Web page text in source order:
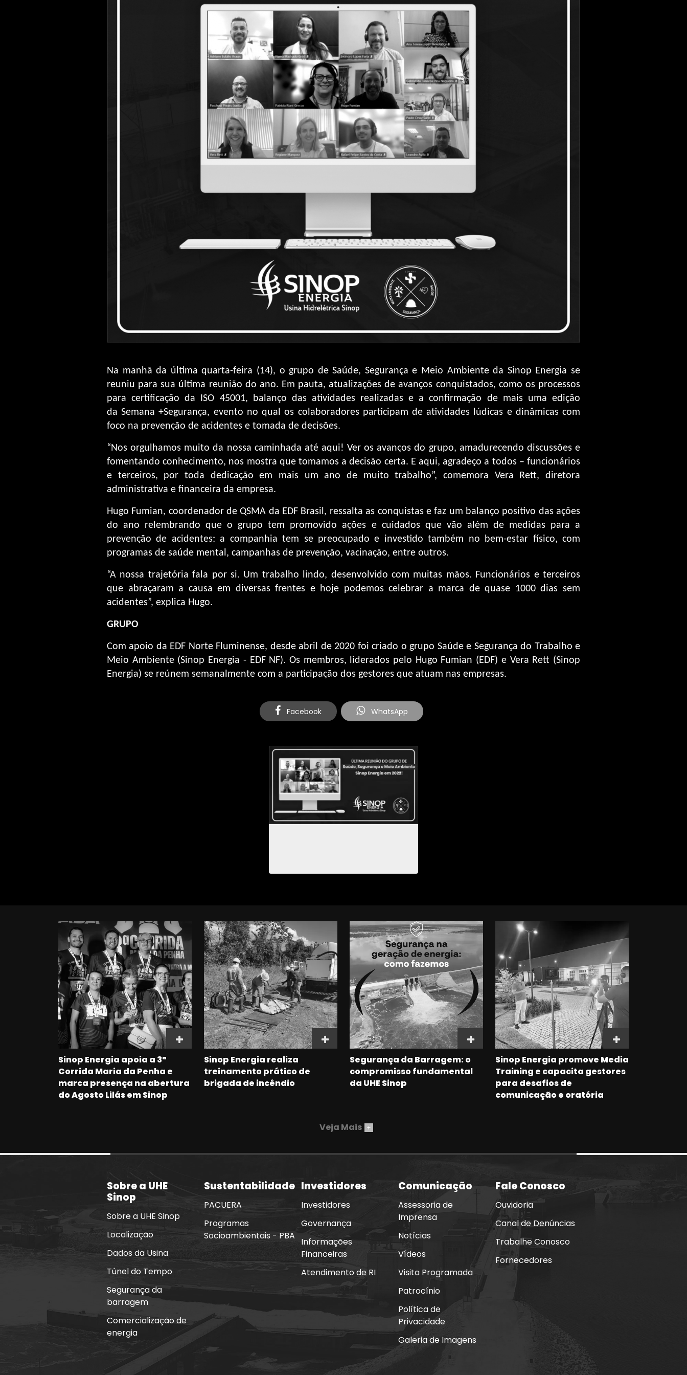
Na manhã da última quarta-feira (14), o grupo de Saúde, Segurança e Meio Ambiente da Sinop Energia se
reuniu para sua última reunião do ano. Em pauta, atualizações de avanços conquistados, como os processos
para certificação da ISO 45001, balanço das atividades realizadas e a confirmação de mais uma edição
da Semana +Segurança, evento no qual os colaboradores participam de atividades lúdicas e dinâmicas com
foco na prevenção de acidentes e tomada de decisões.
“Nos orgulhamos muito da nossa caminhada até aqui! Ver os avanços do grupo, amadurecendo discussões e
fomentando conhecimento, nos mostra que tomamos a decisão certa. E aqui, agradeço a todos – funcionários
e terceiros, por toda dedicação em mais um ano de muito trabalho”, comemora Vera Rett, diretora
administrativa e financeira da empresa.
Hugo Fumian, coordenador de QSMA da EDF Brasil, ressalta as conquistas e faz um balanço positivo das ações
do ano relembrando que o grupo tem promovido ações e cuidados que vão além de medidas para a
prevenção de acidentes: a companhia tem se preocupado e investido também no bem-estar físico, com
programas de saúde mental, campanhas de prevenção, vacinação, entre outros.
“A nossa trajetória fala por si. Um trabalho lindo, desenvolvido com muitas mãos. Funcionários e terceiros
que abraçaram a causa em diversas frentes e hoje podemos celebrar a marca de quase 1000 dias sem
acidentes”, explica Hugo.
GRUPO
Com apoio da EDF Norte Fluminense, desde abril de 2020 foi criado o grupo Saúde e Segurança do Trabalho e
Meio Ambiente (Sinop Energia - EDF NF). Os membros, liderados pelo Hugo Fumian (EDF) e Vera Rett (Sinop
Energia) se reúnem semanalmente com a participação dos gestores que atuam nas empresas.
Facebook WhatsApp
Sinop Energia apoia a 3ª
Corrida Maria da Penha e
marca presença na abertura
do Agosto Lilás em Sinop
Sinop Energia realiza
treinamento prático de
brigada de incêndio
Segurança da Barragem: o
compromisso fundamental
da UHE Sinop
Sinop Energia promove Media
Training e capacita gestores
para desafios de
comunicação e oratória
Veja Mais +
Sobre a UHE
Sinop
Sobre a UHE Sinop
Localização
Dados da Usina
Túnel do Tempo
Segurança da
barragem
Comercialização de
energia
Sustentabilidade
PACUERA
Programas
Socioambientais - PBA
Investidores
Investidores
Governança
Informações
Financeiras
Atendimento de RI
Comunicação
Assessoria de
Imprensa
Notícias
Vídeos
Visita Programada
Patrocínio
Política de
Privacidade
Galeria de Imagens
Fale Conosco
Ouvidoria
Canal de Denúncias
Trabalhe Conosco
Fornecedores